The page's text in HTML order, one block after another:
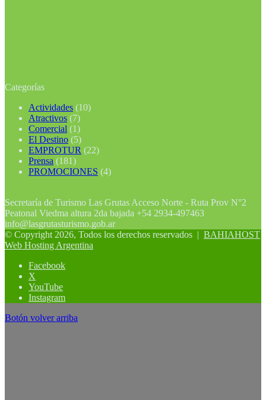
Categorías
Actividades (10)
Atractivos (7)
Comercial (1)
El Destino (5)
EMPROTUR (22)
Prensa (181)
PROMOCIONES (4)
Secretaría de Turismo Las Grutas Acceso Norte - Ruta Prov N°2
Peatonal Viedma altura 2da bajada +54 2934-497463
info@lasgrutasturismo.gob.ar
© Copyright 2026, Todos los derechos reservados | BAHIAHOST
Web Hosting Argentina
Facebook
X
YouTube
Instagram
Botón volver arriba